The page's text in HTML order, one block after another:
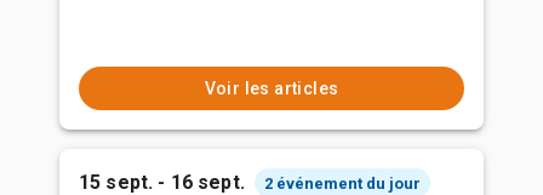
Voir les articles
15 sept. - 16 sept. 2 événement du jour